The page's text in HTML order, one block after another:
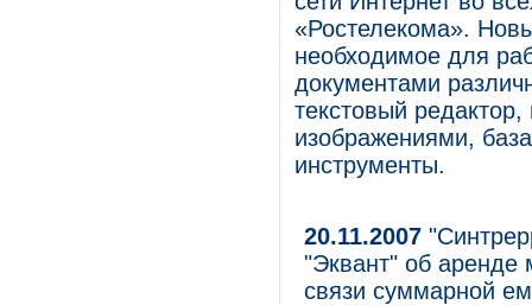
«Ростелекома».
необходимое для
документами
текстовый
изображениями,
инструменты.
20.11.2007
"Эквант" об аренде
связи суммарной